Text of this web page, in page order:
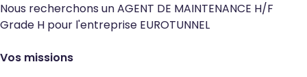
Nous recherchons un AGENT DE MAINTENANCE H/F
Grade H pour l'entreprise EUROTUNNEL
Vos missions